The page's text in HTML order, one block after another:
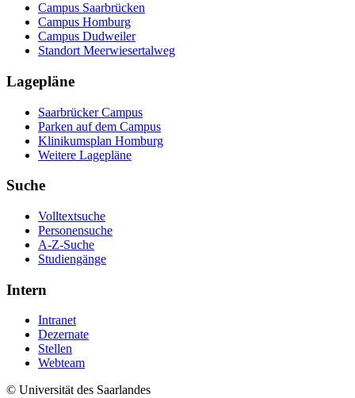
Campus Saarbrücken
Campus Homburg
Campus Dudweiler
Standort Meerwiesertalweg
Lagepläne
Saarbrücker Campus
Parken auf dem Campus
Klinikumsplan Homburg
Weitere Lagepläne
Suche
Volltextsuche
Personensuche
A-Z-Suche
Studiengänge
Intern
Intranet
Dezernate
Stellen
Webteam
© Universität des Saarlandes